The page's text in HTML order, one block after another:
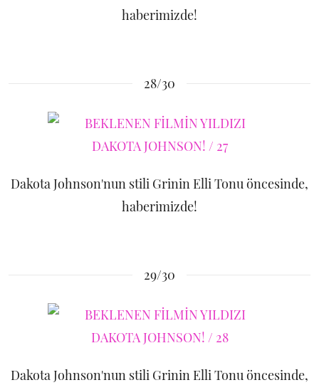
haberimizde!
28/30
Dakota Johnson'nun stili Grinin Elli Tonu öncesinde,
haberimizde!
29/30
Dakota Johnson'nun stili Grinin Elli Tonu öncesinde,